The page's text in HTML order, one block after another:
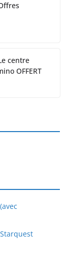
centre
OFFERT
Starquest